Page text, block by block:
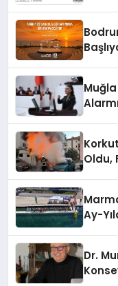
Oldu,
Ay-
Dr.